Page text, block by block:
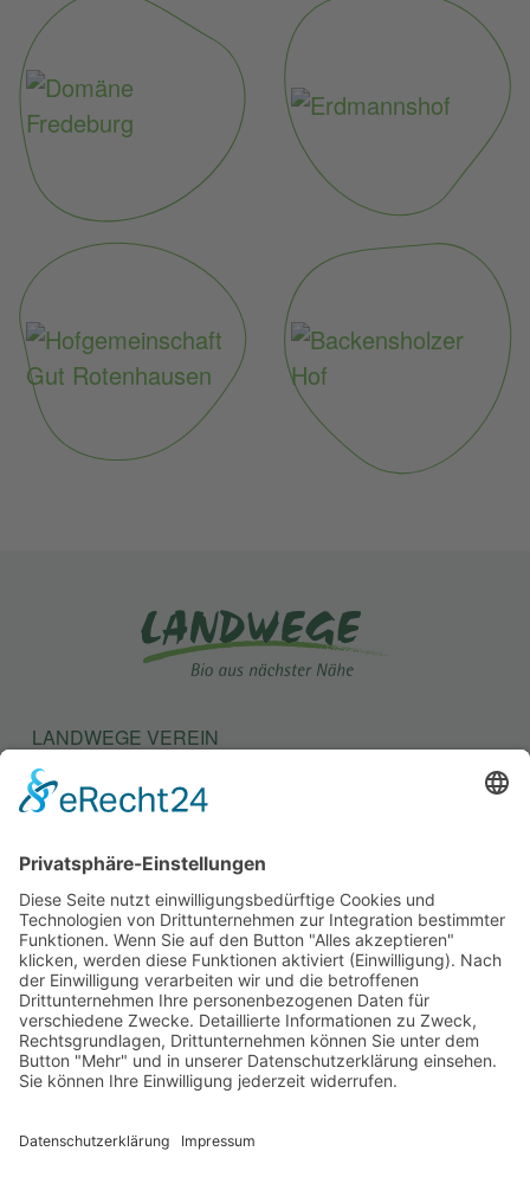
LANDWEGE VEREIN
LANDWEGE STIFTUNG
SATZUNG
BEITRAGSORDNUNG
MITGLIEDSANTRAG
SITEMAP
IMPRESSUM